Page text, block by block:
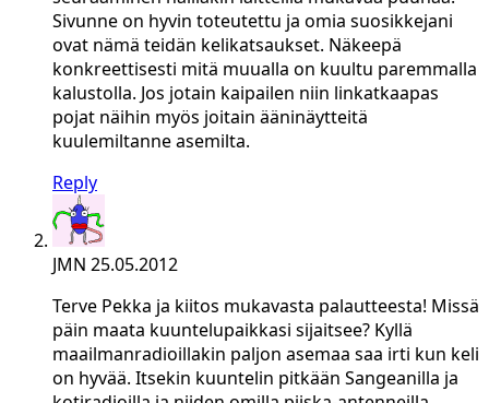
Sivunne on hyvin toteutettu ja omia suosikkejani
ovat nämä teidän kelikatsaukset. Näkeepä
konkreettisesti mitä muualla on kuultu paremmalla
kalustolla. Jos jotain kaipailen niin linkatkaapas
pojat näihin myös joitain ääninäytteitä
kuulemiltanne asemilta.
Reply
JMN 25.05.2012
Terve Pekka ja kiitos mukavasta palautteesta! Missä
päin maata kuuntelupaikkasi sijaitsee? Kyllä
maailmanradioillakin paljon asemaa saa irti kun keli
on hyvää. Itsekin kuuntelin pitkään Sangeanilla ja